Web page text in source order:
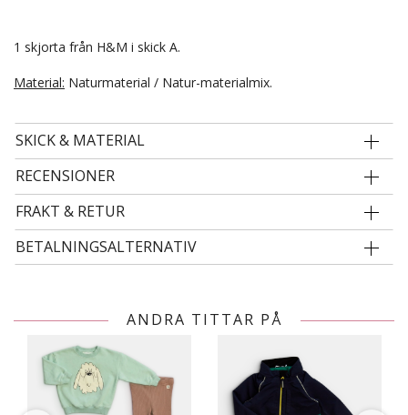
1 skjorta från H&M i skick A.
Material: Naturmaterial / Natur-materialmix.
SKICK & MATERIAL
RECENSIONER
FRAKT & RETUR
BETALNINGSALTERNATIV
ANDRA TITTAR PÅ